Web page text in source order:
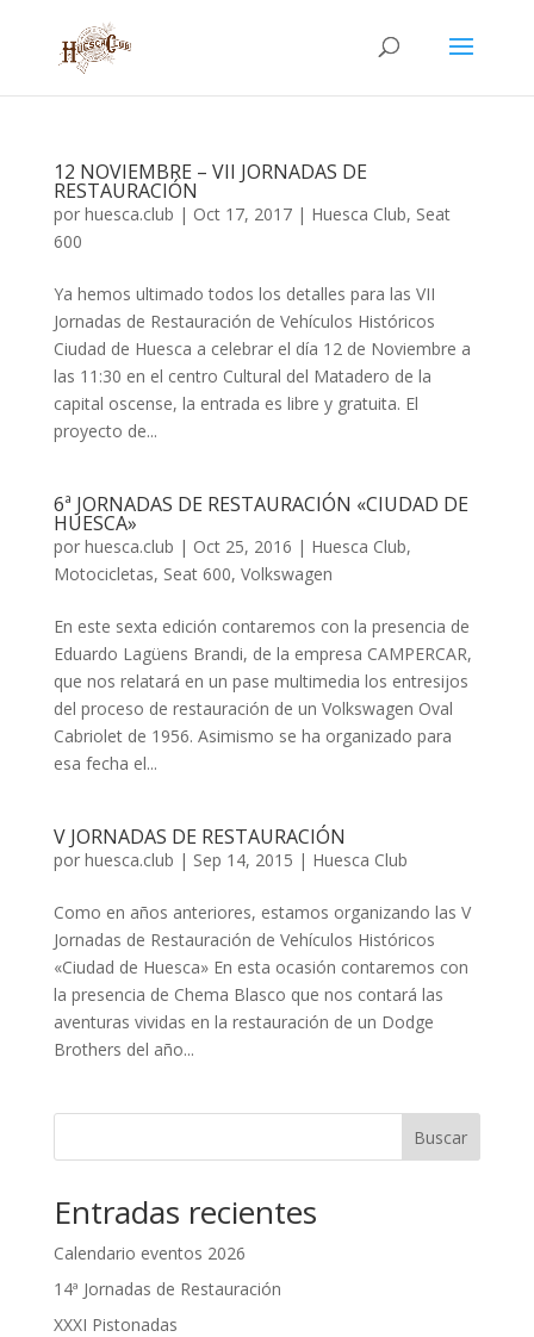
12 NOVIEMBRE – VII JORNADAS DE
RESTAURACIÓN
por huesca.club | Oct 17, 2017| Huesca Club, Seat
600
Ya hemos ultimado todos los detalles para las VII
Jornadas de Restauración de Vehículos Históricos
Ciudad de Huesca a celebrar el día 12 de Noviembre a
las 11:30 en el centro Cultural del Matadero de la
capital oscense, la entrada es libre y gratuita. El
proyecto de...
6ª JORNADAS DE RESTAURACIÓN «CIUDAD DE
HUESCA»
por huesca.club | Oct 25, 2016 | Huesca Club,
Motocicletas, Seat 600, Volkswagen
En este sexta edición contaremos con la presencia de
Eduardo Lagüens Brandi, de la empresa CAMPERCAR,
que nos relatará en un pase multimedia los entresijos
del proceso de restauración de un Volkswagen Oval
Cabriolet de 1956. Asimismo se ha organizado para
esa fecha el...
V JORNADAS DE RESTAURACIÓN
por huesca.club | Sep 14, 2015 | Huesca Club
Como en años anteriores, estamos organizando las V
Jornadas de Restauración de Vehículos Históricos
«Ciudad de Huesca» En esta ocasión contaremos con
la presencia de Chema Blasco que nos contará las
aventuras vividas en la restauración de un Dodge
Brothers del año...
Buscar
Entradas recientes
Calendario eventos 2026
14ª Jornadas de Restauración
XXXI Pistonadas